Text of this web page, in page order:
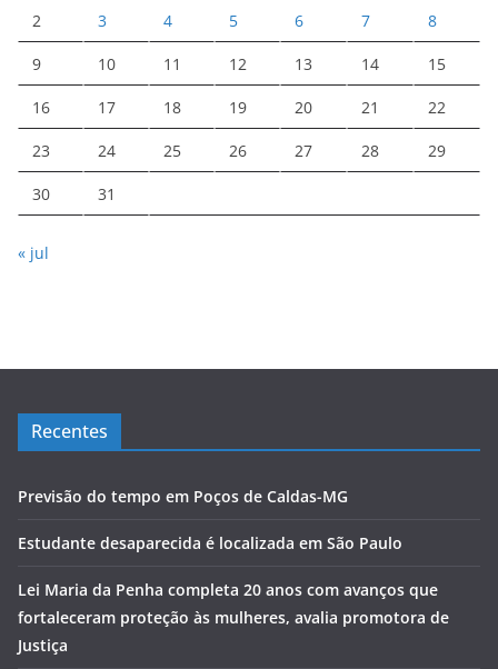
2 3 4 5 6 7 8
9 10 11 12 13 14 15
16 17 18 19 20 21 22
23 24 25 26 27 28 29
30 31
« jul
Recentes
Previsão do tempo em Poços de Caldas-MG
Estudante desaparecida é localizada em São Paulo
Lei Maria da Penha completa 20 anos com avanços que
fortaleceram proteção às mulheres, avalia promotora de
Justiça